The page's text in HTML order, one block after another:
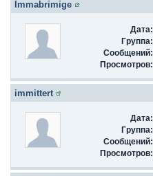
Immabrimige
Дата:
Группа:
Сообщений:
Просмотров:
immittert
Дата:
Группа:
Сообщений:
Просмотров: